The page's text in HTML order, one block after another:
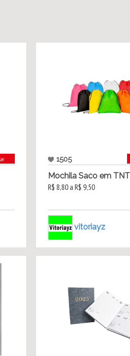
1505
Mochila Saco em TNT
R$ 8,80 a R$ 9,50
vitoriayz